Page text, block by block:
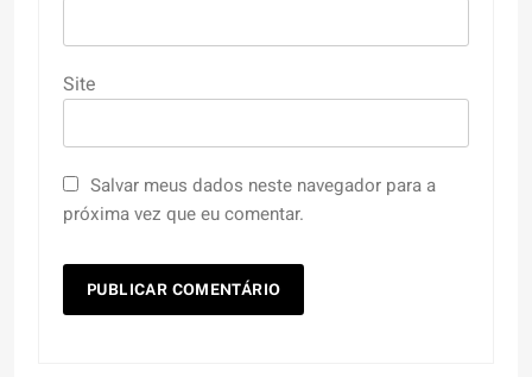
Site
Salvar meus dados neste navegador para a
próxima vez que eu comentar.